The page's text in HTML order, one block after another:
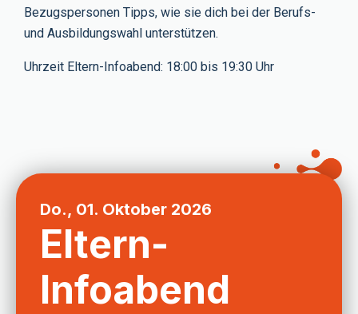
Bezugspersonen Tipps, wie sie dich bei der Berufs-
und Ausbildungswahl unterstützen.
Uhrzeit Eltern-Infoabend: 18:00 bis 19:30 Uhr
Do., 01. Oktober 2026
Eltern-
Infoabend